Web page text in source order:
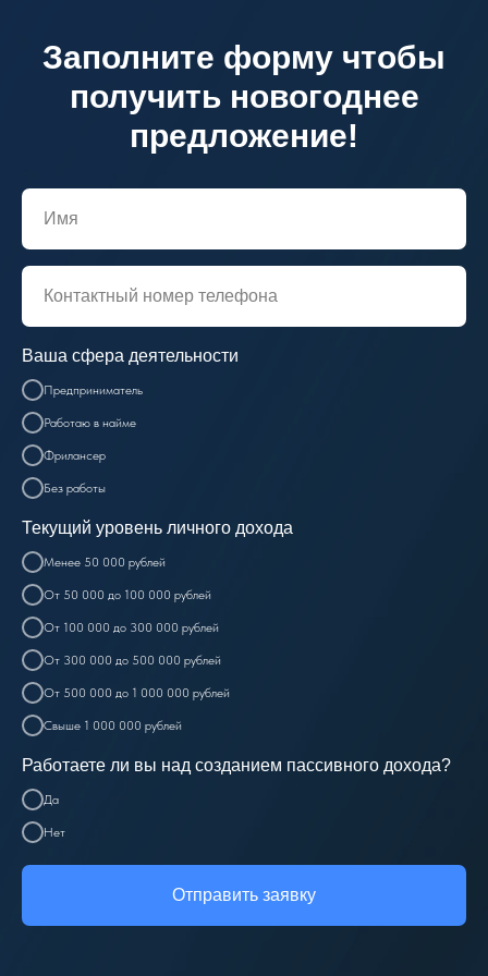
Заполните форму чтобы
получить новогоднее
предложение!
Ваша сфера деятельности
Предприниматель
Работаю в найме
Фрилансер
Без работы
Текущий уровень личного дохода
Менее 50 000 рублей
От 50 000 до 100 000 рублей
От 100 000 до 300 000 рублей
От 300 000 до 500 000 рублей
От 500 000 до 1 000 000 рублей
Свыше 1 000 000 рублей
Работаете ли вы над созданием пассивного дохода?
Да
Нет
Отправить заявку